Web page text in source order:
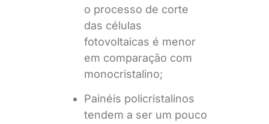
o processo de corte
das células
fotovoltaicas é menor
em comparação com
monocristalino;
Painéis policristalinos
tendem a ser um pouco